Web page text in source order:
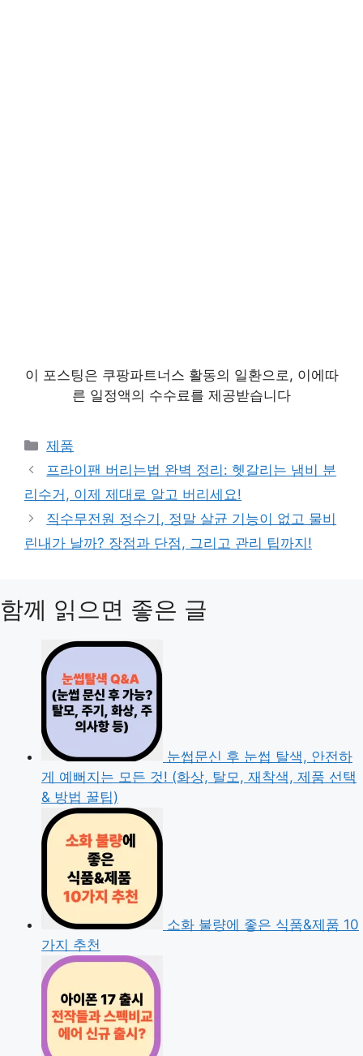
이 포스팅은 쿠팡파트너스 활동의 일환으로, 이에따
른 일정액의 수수료를 제공받습니다
카
테
리
제품
프라이팬 버리는법 완벽 정리: 헷갈리는 냄비 분
리수거, 이제 제대로 알고 버리세요!
직수무전원 정수기, 정말 살균 기능이 없고 물비
린내가 날까? 장점과 단점, 그리고 관리 팁까지!
함께 읽으면 좋은 글
눈썹문신 후 눈썹 탈색, 안전하
게 예뻐지는 모든 것! (화상, 탈모, 재착색, 제품 선택
& 방법 꿀팁)
소화 불량에 좋은 식품&제품 10
가지 추천